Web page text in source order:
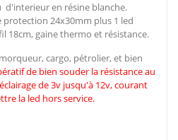
d'interieur en résine blanche.
24x30mm plus 1 led
18cm, gaine thermo et résistance.
cargo, pétrolier, et bien
de bien souder la résistance au
de 3v jusqu'à 12v, courant
la led hors service.